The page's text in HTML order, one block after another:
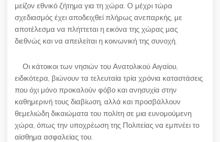
μείζον εθνικό ζήτημα για τη χώρα. Ο μέχρι τώρα
σχεδιασμός έχει αποδειχθεί πλήρως ανεπαρκής, με
αποτέλεσμα να πλήττεται η εικόνα της χώρας μας
διεθνώς και να απειλείται η κοινωνική της συνοχή.
Οι κάτοικοι των νησιών του Ανατολικού Αιγαίου,
ειδικότερα, βιώνουν τα τελευταία τρία χρόνια καταστάσεις
που όχι μόνο προκαλούν φόβο και ανησυχία στην
καθημερινή τους διαβίωση, αλλά και προσβάλλουν
θεμελιώδη δικαιώματα του πολίτη σε μια ευνομούμενη
χώρα, όπως την υποχρέωση της Πολιτείας να εμπνέει το
αίσθημα ασφαλείας του.